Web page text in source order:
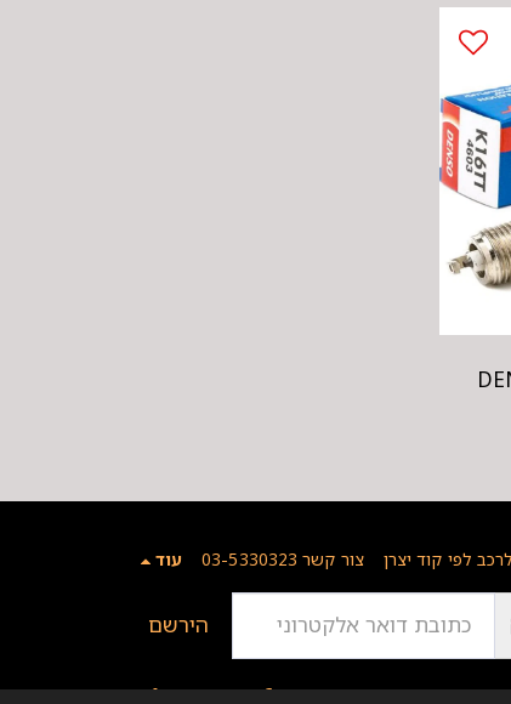
לפי קוד יצרן צור קשר 03-5330323 עוד
הירשם